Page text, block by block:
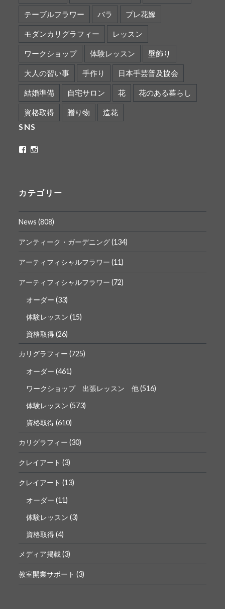
テーブルフラワー バラ プレ花嫁
モダンカリグラフィー レッスン
ワークショップ 体験レッスン 壁飾り
大人の習い事 手作り 日本手芸普及協会
結婚準備 自宅サロン 花 花のある暮らし
資格取得 贈り物 造花
SNS
ritaflower.calligraphy
ロ
フ
ー
ル
を
Facebook
で
表
示
ロ
フ
ー
ル
を
Instagram
で
表
示
カテゴリー
News (808)
アンティーク・ガーデニング(134)
アーティフィシャルフラワー (11)
アーティフィシャルフラワー (72)
オーダー (33)
体験レッスン (15)
資格取得(26)
カリグラフィー (725)
オーダー (461)
ワークショップ 出張レッスン 他(516)
体験レッスン (573)
資格取得(610)
カリグラフィー (30)
クレイアート (3)
クレイアート (13)
オーダー (11)
体験レッスン (3)
資格取得(4)
メディア掲載 (3)
教室開業サポート (3)